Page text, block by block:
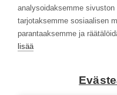
analysoidaksemme
tarjotaksemme sosiaalisen
parantaaksemme ja
lisää